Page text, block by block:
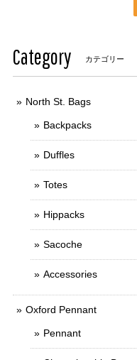
Category カテゴリー
North St. Bags
Backpacks
Duffles
Totes
Hippacks
Sacoche
Accessories
Oxford Pennant
Pennant